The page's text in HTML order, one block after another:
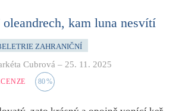
kam luna nesvítí
ZAHRANIČNÍ
Cubrová – 25. 11. 2025
80%